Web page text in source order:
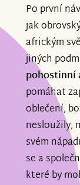
Po první
jak
africkým
jiných
pohostinní
pomáhat
oblečení,
nesloužily,
svém
se a
které by